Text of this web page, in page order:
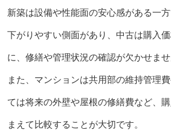
新築は設備や性能面の安心感がある一
下がりやすい側面があり、中古は購入
に、修繕や管理状況の確認が欠かせませ
また、マンションは共用部の維持管理
ては将来の外壁や屋根の修繕費など、
まえて比較することが大切です。